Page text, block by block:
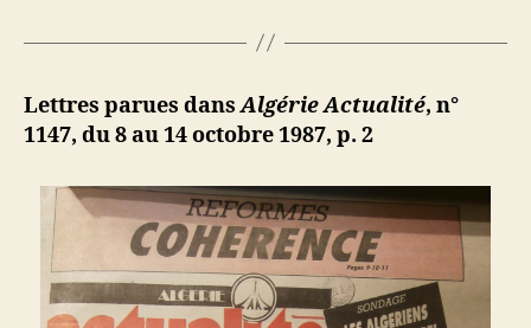
Lettres parues dansAlgérie Actualité, n°
1147, du 8 au 14 octobre 1987, p. 2